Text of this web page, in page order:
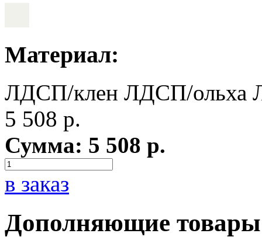
Материал:
ЛДСП/клен ЛДСП/ольха
5 508 р.
Сумма: 5 508 р.
в заказ
Дополняющие товары